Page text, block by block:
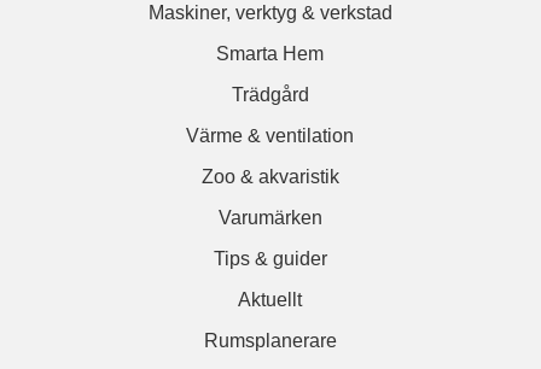
Maskiner, verktyg & verkstad
Smarta Hem
Trädgård
Värme & ventilation
Zoo & akvaristik
Varumärken
Tips & guider
Aktuellt
Rumsplanerare